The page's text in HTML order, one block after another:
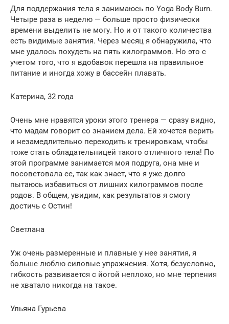
Для поддержания тела я занимаюсь по Yoga Body Burn.
Четыре раза в неделю — больше просто физически
времени выделить не могу. Но и от такого количества
есть видимые занятия. Через месяц я обнаружила, что
мне удалось похудеть на пять килограммов. Но это с
учетом того, что я вдобавок перешла на правильное
питание и иногда хожу в бассейн плавать.
Катерина, 32 года
Очень мне нравятся уроки этого тренера — сразу видно,
что мадам говорит со знанием дела. Ей хочется верить
и незамедлительно переходить к тренировкам, чтобы
тоже стать обладательницей такого отличного тела! По
этой программе занимается моя подруга, она мне и
посоветовала ее, так как знает, что я уже долго
пытаюсь избавиться от лишних килограммов после
родов. В общем, увидим, как результатов я смогу
достичь с Остин!
Светлана
Уж очень размеренные и плавные у нее занятия, я
больше люблю силовые упражнения. Хотя, безусловно,
гибкость развивается с йогой неплохо, но мне терпения
не хватало никогда на такое.
Ульяна Гурьева